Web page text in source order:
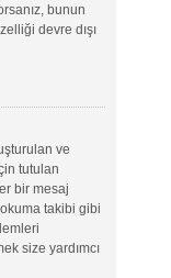
bunun
devre dışı
ve
tutulan
bir mesaj
takibi gibi
size yardımcı